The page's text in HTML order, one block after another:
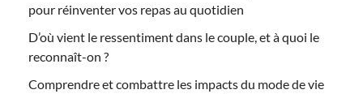
pour réinventer vos repas au quotidien
D’où vient le ressentiment dans le couple, et à quoi le
reconnaît-on ?
Comprendre et combattre les impacts du mode de vie